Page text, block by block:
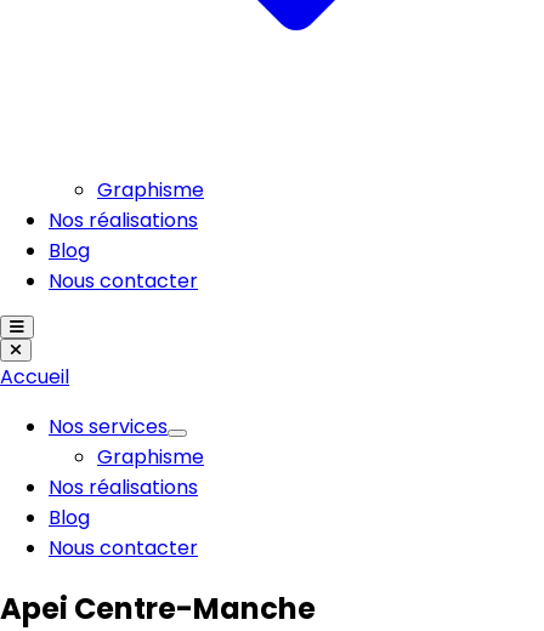
Graphisme
Nos réalisations
Blog
Nous contacter
Accueil
Nos services
Graphisme
Nos réalisations
Blog
Nous contacter
Apei Centre-Manche